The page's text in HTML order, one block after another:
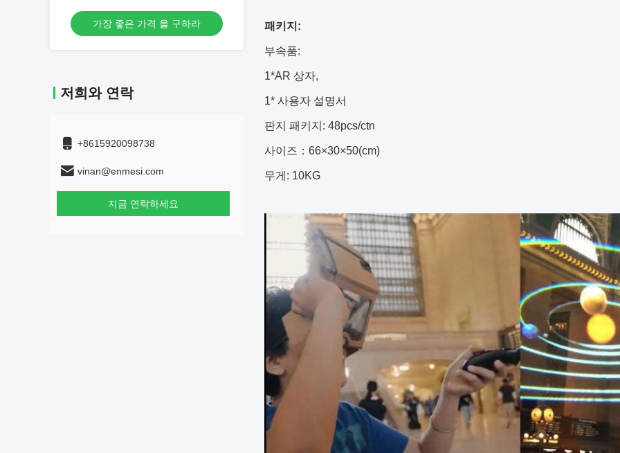
감 넘치는 증강 현실 경험 제공
가장 좋은 가격 을 구하라
저희와 연락
+8615920098738
vinan@enmesi.com
지금 연락하세요
패키지:
부속품:
1*AR 상자,
1* 사용자 설명서
판지 패키지: 48pcs/ctn
사이즈：66×30×50(cm)
무게: 10KG